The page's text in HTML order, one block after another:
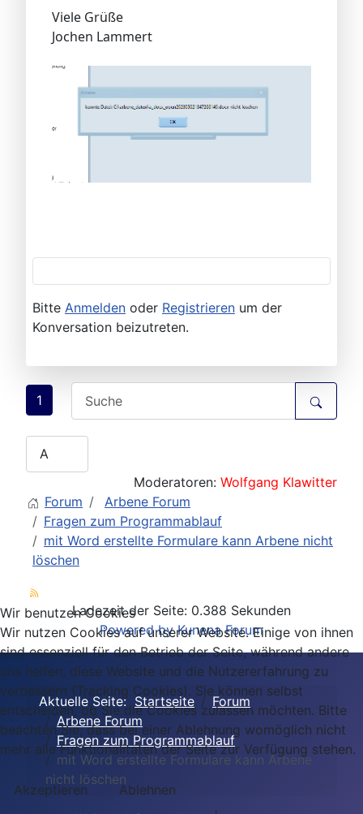
Viele Grüße
Jochen Lammert
Bitte Anmelden oder Registrieren um der
Konversation beizutreten.
1
Moderatoren: Wolfgang Klawitter
Forum
Arbene Forum
Fragen zum Programmablauf
mit Word erstellte Formulare kann Arbene nicht
löschen
Ladezeit der Seite: 0.388 Sekunden
Powered by Kunena Forum
Aktuelle Seite:Startseite
Forum
Arbene Forum
Fragen zum Programmablauf
mit Word erstellte Formulare kann Arbene
nicht löschen
Wir benutzen Cookies
Wir nutzen Cookies auf unserer Website. Einige von ihnen
sind essenziell für den Betrieb der Seite, während andere
uns helfen, diese Website und die Nutzererfahrung zu
verbessern (Tracking Cookies). Sie können selbst
entscheiden, ob Sie die Cookies zulassen möchten. Bitte
beachten Sie, dass bei einer Ablehnung womöglich nicht
mehr alle Funktionalitäten der Seite zur Verfügung stehen.
Akzeptieren
Ablehnen